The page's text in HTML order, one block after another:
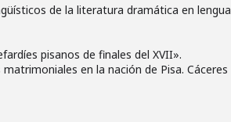
de la literatura dramática en lengua
pisanos de finales del XVII».
matrimoniales en la nación de Pisa. Cáceres